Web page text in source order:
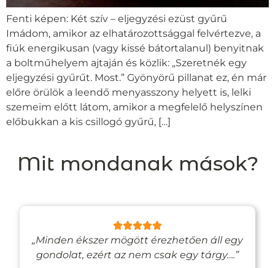
Fenti képen: Két szív – eljegyzési ezüst gyűrű
Imádom, amikor az elhatározottsággal felvértezve, a
fiúk energikusan (vagy kissé bátortalanul) benyitnak
a boltműhelyem ajtaján és közlik: „Szeretnék egy
eljegyzési gyűrűt. Most.” Gyönyörű pillanat ez, én már
előre örülök a leendő menyasszony helyett is, lelki
szemeim előtt látom, amikor a megfelelő helyszínen
előbukkan a kis csillogó gyűrű, […]
Mit mondanak mások?
„Minden ékszer mögött érezhetően áll egy
gondolat, ezért az nem csak egy tárgy….”